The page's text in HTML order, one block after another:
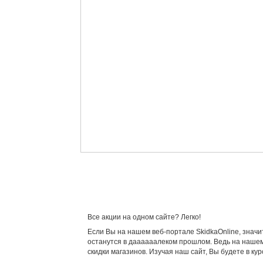
Все акции на одном сайте? Легко!
Если Вы на нашем веб-портале SkidkaOnline,
останутся в даааааалеком прошлом. Ведь на нашем
скидки магазинов. Изучая наш сайт, Вы будете в